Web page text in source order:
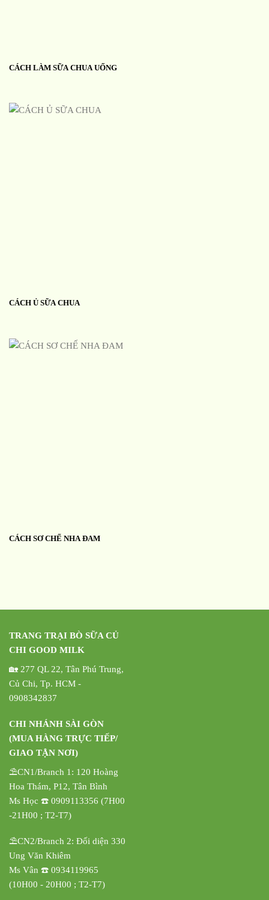
CÁCH LÀM SỮA CHUA UỐNG
CÁCH Ủ SỮA CHUA
CÁCH SƠ CHẾ NHA ĐAM
TRANG TRẠI BÒ SỮA CỦ
CHI GOOD MILK
🏡 277 QL 22, Tân Phú Trung,
Củ Chi, Tp. HCM -
0908342837
CHI NHÁNH SÀI GÒN
(MUA HÀNG TRỰC TIẾP/
GIAO TẬN NƠI)
⛱️CN1/Branch 1: 120 Hoàng
Hoa Thám, P12, Tân Bình
Ms Học ☎️ 0909113356 (7H00
-21H00 ; T2-T7)
⛱️CN2/Branch 2: Đối diện 330
Ung Văn Khiêm
Ms Vân ☎️ 0934119965
(10H00 - 20H00 ; T2-T7)